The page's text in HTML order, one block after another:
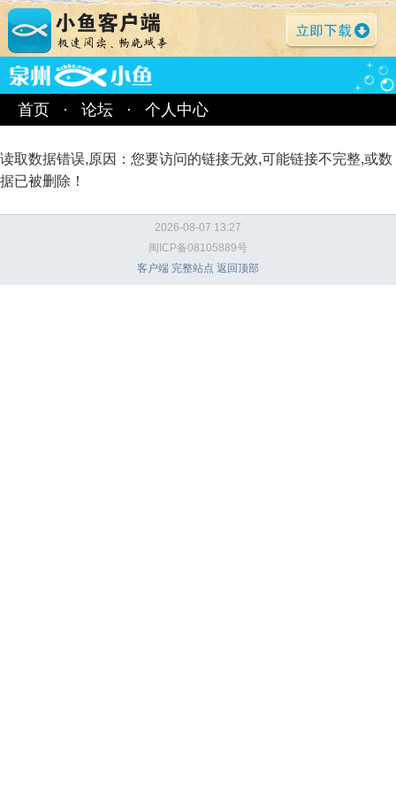
首页 · 论坛 · 个人中心
读取数据错误,原因：您要访问的链接无效,可能链接不完整,或数
据已被删除！
2026-08-07 13:27
闽ICP备08105889号
客户端 完整站点 返回顶部